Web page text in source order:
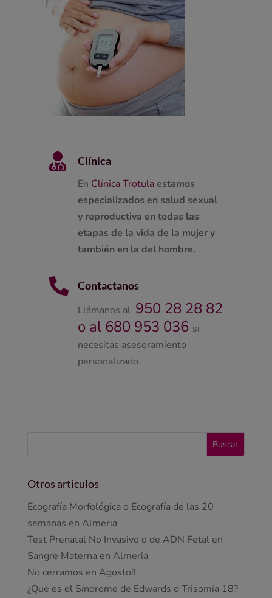

Clínica
En Clínica Trotulaestamos
especializados en salud sexual
y reproductiva en todas las
etapas de la vida de la mujer y
también en la del hombre.

Contactanos
Llámanos al 950 28 28 82
o al 680 953 036 si
necesitas asesoramiento
personalizado.
Otros articulos
Ecografía Morfológica o Ecografía de las 20
semanas en Almeria
Test Prenatal No Invasivo o de ADN Fetal en
Sangre Materna en Almeria
No cerramos en Agosto!!
¿Qué es el Síndrome de Edwards o Trisomía 18?